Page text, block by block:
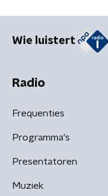
Wie luistert
Radio
Frequenties
Programma's
Presentatoren
Muziek